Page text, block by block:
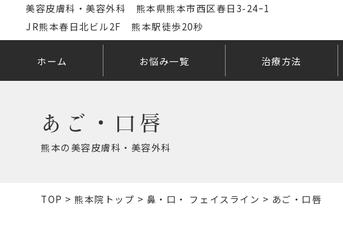
美容皮膚科・美容外科 熊本県熊本市西区春日3-24ｰ1
JR熊本春日北ビル2F 熊本駅徒歩20秒
ホーム お悩み一覧 治療方法
あご・口唇
熊本の美容皮膚科・美容外科
TOP >熊本院トップ > 鼻・口・ フェイスライン > あご・口唇